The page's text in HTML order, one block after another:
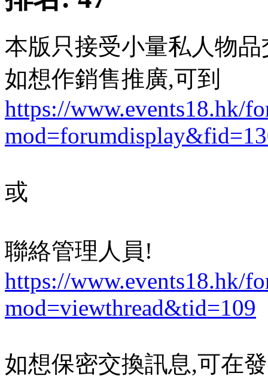
本版只接受小量私人物
如想作銷售推廣,可到
https://www.events18.hk/
或
聯絡管理人員!
https://www.events18.hk/
mod=viewthread&tid=109
如想保密交換訊息,可在